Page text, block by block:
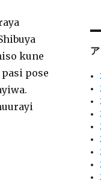
kune
pose